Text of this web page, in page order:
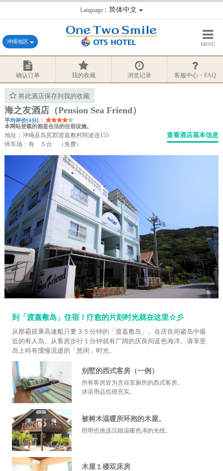
Language：简体中文
冲绳地区 MENU
确认订单 我的收藏 浏览记录 客服中心・FAQ
将此酒店保存到我的收藏
海之友酒店（Pension Sea Friend）
平均评价[4分]：
本网站登载的都是合法的住宿设施。
地址：冲绳县岛尻郡渡嘉敷村阿波连155
停车场：有 ５台 （免费）
查看酒店基本信息
到「渡嘉敷岛」住宿！疗愈的片刻时光就在这里☆彡
从那霸搭乘高速船只要３５分钟的「渡嘉敷岛」。在庆良间诸岛中最
近的有人岛。从客房步行１分钟就有广阔的庆良间蓝色海洋。请享受
岛上特有缓慢流逝的「悠闲」时光。
别墅的西式客房（一例）
所有客房皆为含浴室厕所的西式客房。
沐浴用品也很充实。
被树木温暖所环抱的木屋。
照明也挑选沉稳温暖色泽的光线。
木屋１楼双床房